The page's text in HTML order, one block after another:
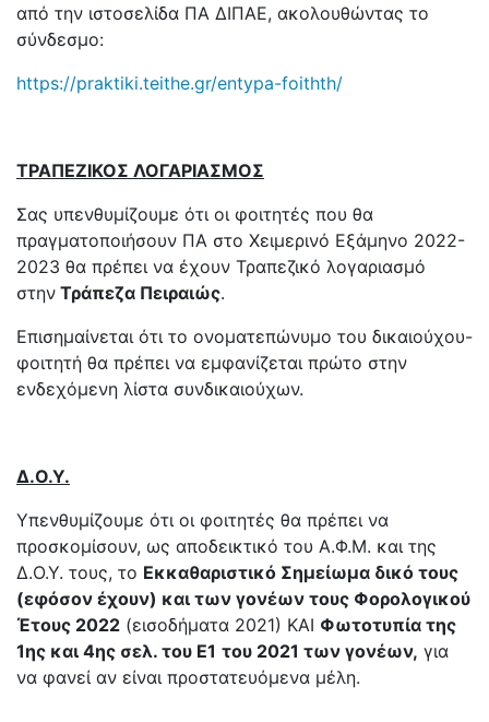
από την ιστοσελίδα ΠΑ ΔΙΠΑΕ, ακολουθώντας το
σύνδεσμο:
https://praktiki.teithe.gr/entypa-foithth/
ΤΡΑΠΕΖΙΚΟΣ ΛΟΓΑΡΙΑΣΜΟΣ
Σας υπενθυμίζουμε ότι οι φοιτητές που θα
πραγματοποιήσουν ΠΑ στο Χειμερινό Εξάμηνο 2022-
2023 θα πρέπει να έχουν Τραπεζικό λογαριασμό
στην Τράπεζα Πειραιώς.
Επισημαίνεται ότι το ονοματεπώνυμο του δικαιούχου-
φοιτητή θα πρέπει να εμφανίζεται πρώτο στην
ενδεχόμενη λίστα συνδικαιούχων.
Δ.Ο.Υ.
Υπενθυμίζουμε ότι οι φοιτητές θα πρέπει να
προσκομίσουν, ως αποδεικτικό του Α.Φ.Μ. και της
Δ.Ο.Υ. τους, το Εκκαθαριστικό Σημείωμα δικό τους
(εφόσον έχουν) και των γονέων τους Φορολογικού
Έτους 2022 (εισοδήματα 2021) ΚΑΙ Φωτοτυπία της
1ης και 4ης σελ. του Ε1 του 2021 των γονέων, για
να φανεί αν είναι προστατευόμενα μέλη.